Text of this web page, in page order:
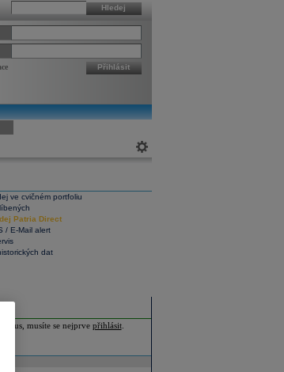
Hledej
Přihlásit
ve cvičném portfoliu
Patria Direct
/ E-Mail alert
dat
Plus, musíte se nejprve přihlásit.